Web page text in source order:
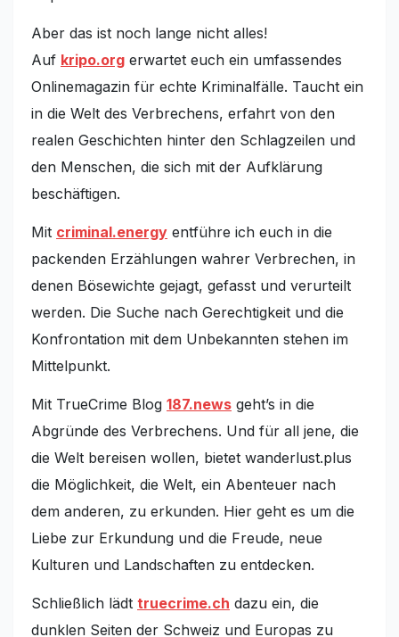
Aber das ist noch lange nicht alles!
Auf kripo.org erwartet euch ein umfassendes
Onlinemagazin für echte Kriminalfälle. Taucht ein
in die Welt des Verbrechens, erfahrt von den
realen Geschichten hinter den Schlagzeilen und
den Menschen, die sich mit der Aufklärung
beschäftigen.
Mit criminal.energy entführe ich euch in die
packenden Erzählungen wahrer Verbrechen, in
denen Bösewichte gejagt, gefasst und verurteilt
werden. Die Suche nach Gerechtigkeit und die
Konfrontation mit dem Unbekannten stehen im
Mittelpunkt.
Mit TrueCrime Blog 187.news geht’s in die
Abgründe des Verbrechens. Und für all jene, die
die Welt bereisen wollen, bietet wanderlust.plus
die Möglichkeit, die Welt, ein Abenteuer nach
dem anderen, zu erkunden. Hier geht es um die
Liebe zur Erkundung und die Freude, neue
Kulturen und Landschaften zu entdecken.
Schließlich lädt truecrime.ch dazu ein, die
dunklen Seiten der Schweiz und Europas zu